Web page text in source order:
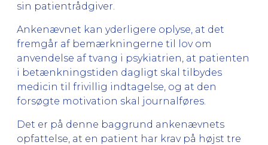
sin patientrådgiver.
Ankenævnet kan yderligere oplyse, at det
fremgår af bemærkningerne til lov om
anvendelse af tvang i psykiatrien, at patienten
i betænkningstiden dagligt skal tilbydes
medicin til frivillig indtagelse, og at den
forsøgte motivation skal journalføres.
Det er på denne baggrund ankenævnets
opfattelse, at en patient har krav på højst tre